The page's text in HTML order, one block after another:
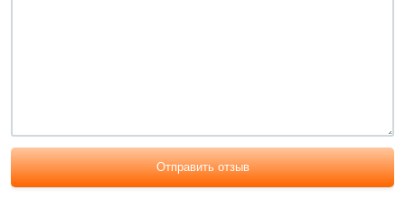
Отправить отзыв